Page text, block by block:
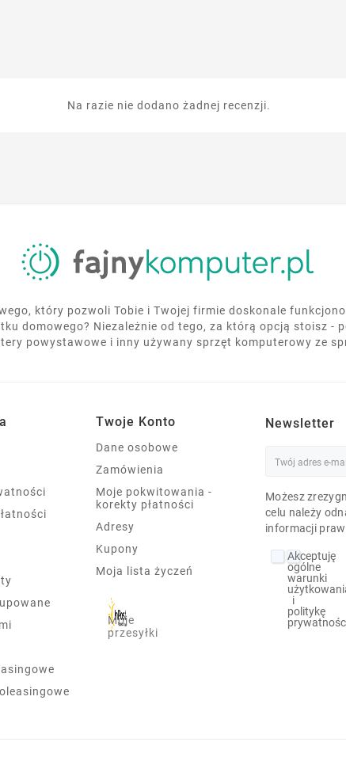
Na razie nie dodano żadnej recenzji.
który pozwoli Tobie i Twojej firmie doskonale
domowego? Niezależnie od tego, za którą opcją stoisz -
powystawowe i inny używany sprzęt komputerowy ze
Twoje Konto
Dane osobowe
Zamówienia
Moje pokwitowania -
korekty płatności
Adresy
Kupony
Moja lista życzeń
Moje
przesyłki
Newsletter
Możesz
celu należy
informacji
Akceptuję
ogólne
warunki
i
politykę